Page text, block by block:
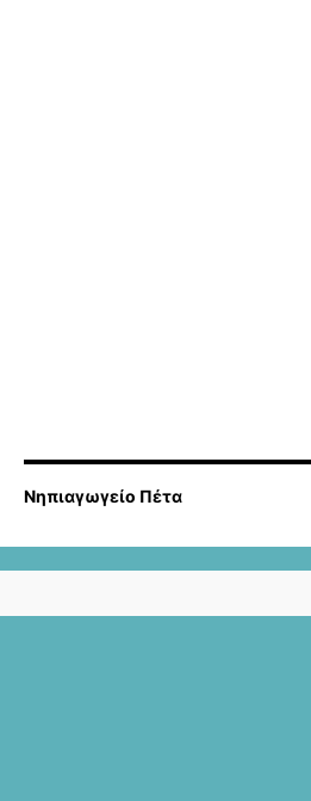
Νηπιαγωγείο Πέτα